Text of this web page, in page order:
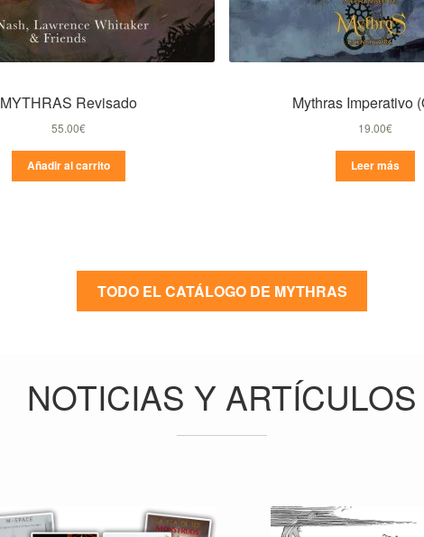
MYTHRAS Revisado
55.00€
Añadir al carrito
Mythras Imperativo
19.00€
Leer más
TODO EL CATÁLOGO DE MYTHRAS
NOTICIAS Y ARTÍCULOS